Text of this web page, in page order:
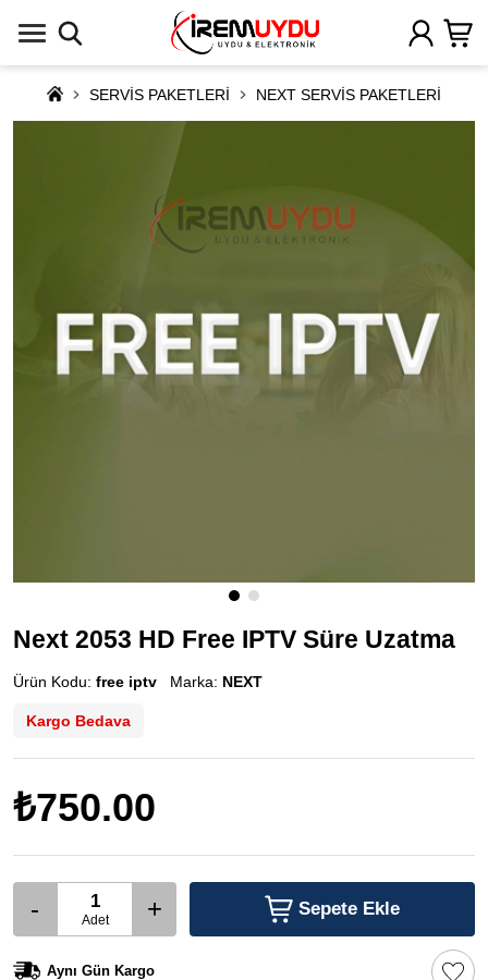
SERVİS PAKETLERİ NEXT SERVİS PAKETLERİ
Next 2053 HD Free IPTV Süre Uzatma
Ürün Kodu: free iptv Marka: NEXT
Kargo Bedava
₺750.00
- Adet + Sepete Ekle
Aynı Gün Kargo